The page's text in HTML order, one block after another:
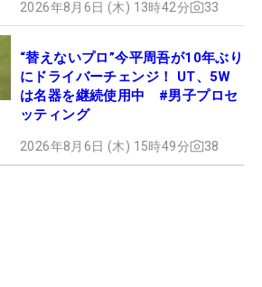
2026年8月6日 (木) 13時42分 33
“替えないプロ”今平周吾が10年ぶり
にドライバーチェンジ！ UT、5W
は名器を継続使用中 #男子プロセ
ッティング
2026年8月6日 (木) 15時49分 38